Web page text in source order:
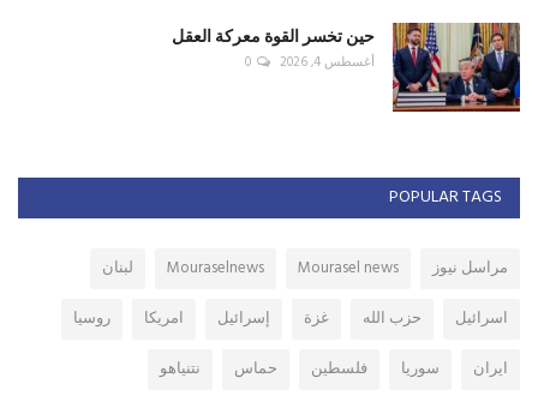
حين تخسر القوة معركة العقل
أغسطس 4, 2026 0
POPULAR TAGS
مراسل نيوز Mourasel news
Mouraselnews
لبنان
اسرائيل
حزب الله غزة إسرائيل امريكا
روسيا
ايران
سوريا فلسطين حماس نتنياهو